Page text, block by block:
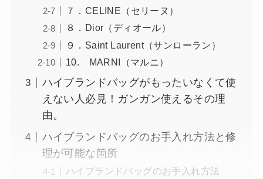
７．CELINE（セリーヌ）
８．Dior（ディオール）
９．Saint Laurent（サンローラン）
10. MARNI（マルニ）
ハイブランドバッグがもったいなくて使
えない人必見！ガンガン使えるその理
由。
ハイブランドバッグのお手入れ方法と修
理が可能な箇所
ハイブランドバッグのお手入れ方法